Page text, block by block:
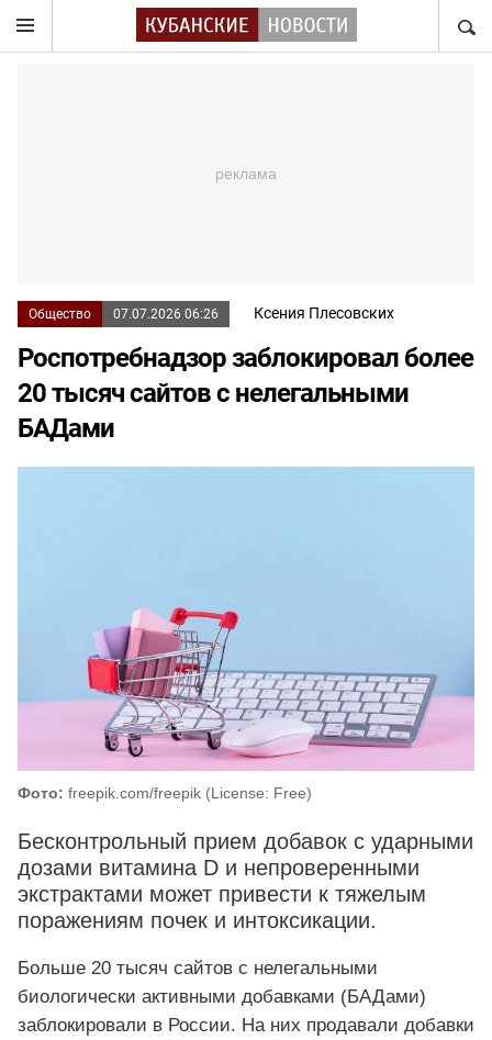
Общество 07.07.2026 06:26 Ксения Плесовских
Роспотребнадзор заблокировал более
20 тысяч сайтов с нелегальными
БАДами
Фото: freepik.com/freepik (License: Free)
Бесконтрольный прием добавок с ударными
дозами витамина D и непроверенными
экстрактами может привести к тяжелым
поражениям почек и интоксикации.
Больше 20 тысяч сайтов с нелегальными
биологически активными добавками (БАДами)
заблокировали в России. На них продавали добавки